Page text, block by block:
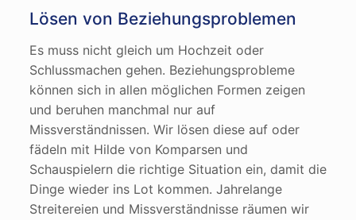
Lösen von Beziehungsproblemen
Es muss nicht gleich um Hochzeit oder
Schlussmachen gehen. Beziehungsprobleme
können sich in allen möglichen Formen zeigen
und beruhen manchmal nur auf
Missverständnissen. Wir lösen diese auf oder
fädeln mit Hilde von Komparsen und
Schauspielern die richtige Situation ein, damit die
Dinge wieder ins Lot kommen. Jahrelange
Streitereien und Missverständnisse räumen wir